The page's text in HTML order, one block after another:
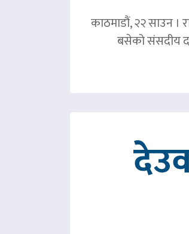
काठमाडौं, २२ साउन ।
बसेको संसदीय